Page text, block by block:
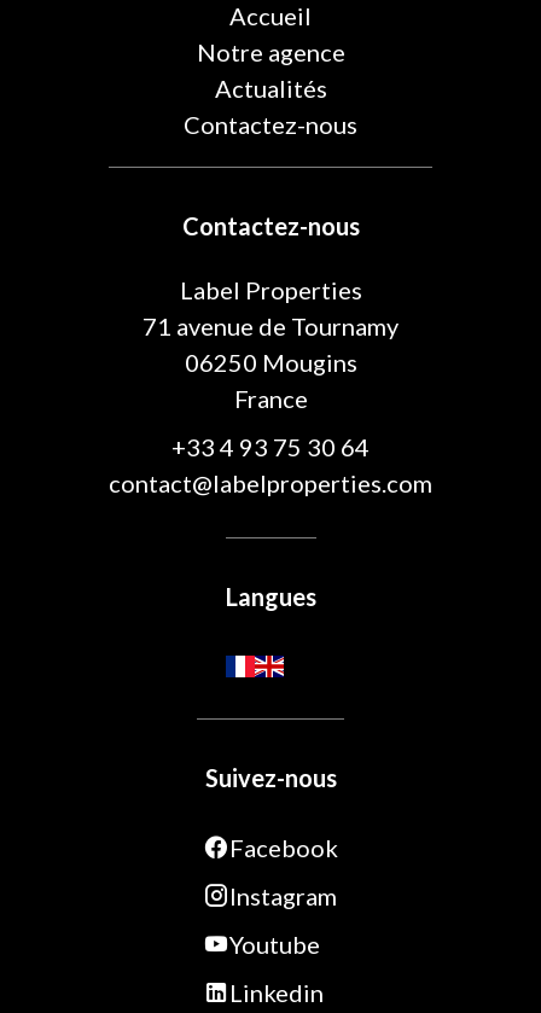
Accueil
Notre agence
Actualités
Contactez-nous
Contactez-nous
Label Properties
71 avenue de Tournamy
06250 Mougins
France
+33 4 93 75 30 64
contact@labelproperties.com
Langues
Suivez-nous
Facebook
Instagram
Youtube
Linkedin